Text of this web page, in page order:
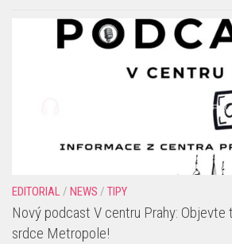
EDITORIAL/ NEWS / TIPY
Nový podcast V centru Prahy:
srdce Metropole!